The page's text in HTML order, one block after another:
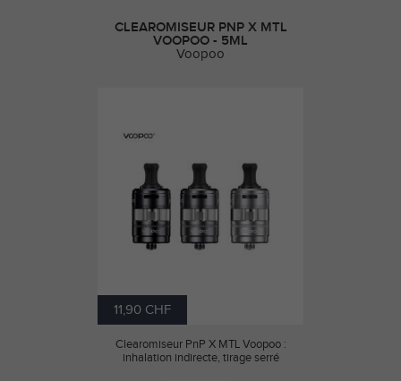
CLEAROMISEUR PNP X MTL
VOOPOO - 5ML
Voopoo
11,90 CHF
Clearomiseur PnP X MTL Voopoo :
inhalation indirecte, tirage serré